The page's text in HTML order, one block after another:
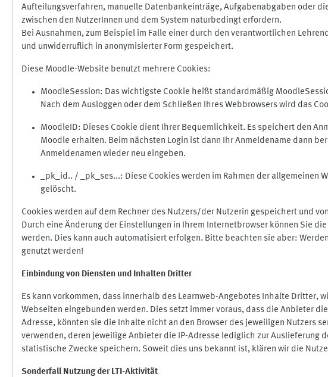
Aufteilungsverfahren, manuelle Datenbankeinträge, Aufgabenabgaben oder
zwischen den NutzerInnen und dem System naturbedingt erfordern.
Bei Ausnahmen, zum Beispiel im Falle einer durch den verantwortlichen
und unwiderruflich in anonymisierter Form gespeichert.
Diese Moodle-Website benutzt mehrere Cookies:
MoodleSession: Das wichtigste Cookie heißt standardmäßig
Nach dem Ausloggen oder dem Schließen Ihres Webbrowsers wird das
MoodleID: Dieses Cookie dient Ihrer Bequemlichkeit. Es speichert den
Moodle erhalten. Beim nächsten Login ist dann Ihr Anmeldename dann
Anmeldenamen wieder neu eingeben.
_pk_id.. / _pk_ses...: Diese Cookies werden im Rahmen der
gelöscht.
Cookies werden auf dem Rechner des Nutzers/der Nutzerin gespeichert und
Durch eine Änderung der Einstellungen in Ihrem Internetbrowser können Sie
werden. Dies kann auch automatisiert erfolgen. Bitte beachten sie aber:
genutzt werden!
Einbindung von Diensten und Inhalten Dritter
Es kann vorkommen, dass innerhalb des Learnweb-Angebotes Inhalte Dritter,
Webseiten eingebunden werden. Dies setzt immer voraus, dass die Anbieter
Adresse, könnten sie die Inhalte nicht an den Browser des jeweiligen Nutzers
verwenden, deren jeweilige Anbieter die IP-Adresse lediglich zur Auslieferung
statistische Zwecke speichern. Soweit dies uns bekannt ist, klären wir die
Sonderfall Nutzung der LTI-Aktivität